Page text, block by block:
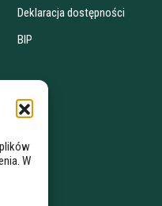
W
Deklaracja dostępności
BIP